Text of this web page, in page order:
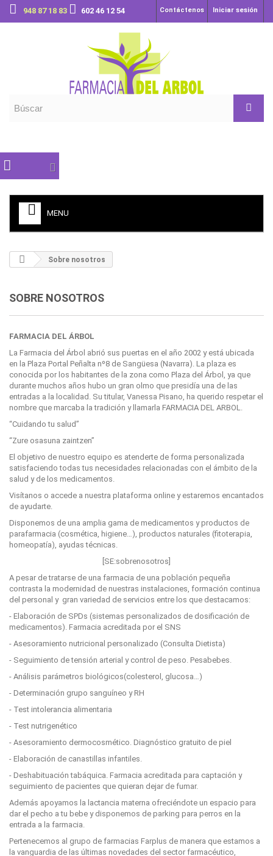
Iniciar sesión
Contáctenos
948 87 18 83 602 46 12 54
MENU
Sobre nosotros
SOBRE NOSOTROS
FARMACIA DEL ÁRBOL
La Farmacia del Árbol abrió sus puertas en el año 2002 y está ubicada
en la Plaza Portal Peñalta nº8 de Sangüesa (Navarra). La plaza es
conocida por los habitantes de la zona como Plaza del Árbol, ya que
durante muchos años hubo un gran olmo que presidía una de las
entradas a la localidad. Su titular, Vanessa Pisano, ha querido respetar el
nombre que marcaba la tradición y llamarla FARMACIA DEL ARBOL.
“Cuidando tu salud”
“Zure osasuna zaintzen”
El objetivo de nuestro equipo es atenderte de forma personalizada
satisfaciendo todas tus necesidades relacionadas con el ámbito de la
salud y de los medicamentos.
Visítanos o accede a nuestra plataforma online y estaremos encantados
de ayudarte.
Disponemos de una amplia gama de medicamentos y productos de
parafarmacia (cosmética, higiene…), productos naturales (fitoterapia,
homeopatía), ayudas técnicas.
[SE:sobrenosotros]
A pesar de tratarse de una farmacia de una población pequeña
contrasta la modernidad de nuestras instalaciones, formación continua
del personal y gran variedad de servicios entre los que destacamos:
- Elaboración de SPDs (sistemas personalizados de dosificación de
medicamentos). Farmacia acreditada por el SNS
- Asesoramiento nutricional personalizado (Consulta Dietista)
- Seguimiento de tensión arterial y control de peso. Pesabebes.
- Análisis parámetros biológicos(colesterol, glucosa…)
- Determinación grupo sanguíneo y RH
- Test intolerancia alimentaria
- Test nutrigenético
- Asesoramiento dermocosmético. Diagnóstico gratuito de piel
- Elaboración de canastillas infantiles.
- Deshabituación tabáquica. Farmacia acreditada para captación y
seguimiento de pacientes que quieran dejar de fumar.
Además apoyamos la lactancia materna ofreciéndote un espacio para
dar el pecho a tu bebe y disponemos de parking para perros en la
entrada a la farmacia.
Pertenecemos al grupo de farmacias Farplus de manera que estamos a
la vanguardia de las últimas novedades del sector farmacéutico,